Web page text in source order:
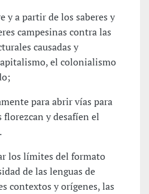
y a partir de los saberes y
campesinas contra las
causadas y
el colonialismo
para abrir vías para
florezcan y desafíen el
los límites del formato
de las lenguas de
contextos y orígenes, las